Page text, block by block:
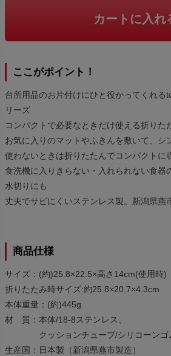
カートに入れ
ここがポイント！
台所用品のお片付けにひと役かってくれる
リーズ
コンパクトで必要なときだけ使える折りた
お気に入りのマットやふきんを敷いて、シ
使わないときは折りたたんでコンパクトに
食洗機に入りきらない・入れられない食器
水切りにも
丈夫でサビにくいステンレス製。新潟県燕
商品仕様
サイズ：(約)25.8×22.5×高さ14cm(使用時)
折りたたみ時サイズ:約25.8×20.7×4.3cm
本体重量：(約)445g
材 質：本体/18-8ステンレス、
クッションチューブ/シリコーンゴ
生産国：日本製（新潟県燕市製造）